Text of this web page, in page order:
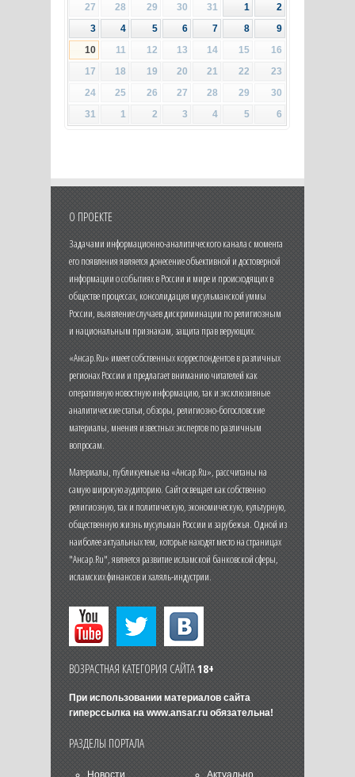
27 28 29 30 31 1
2
3
4 5 6 7 8
9
10
11 12 13 14 15
16
17
18 19 20 21 22
23
24
25 26 27 28 29
30
31
1 2 3 4 5 6
О ПРОЕКТЕ
Задачами информационно-аналитического канала с момента
его появления является донесение объективной и достоверной
информации о событиях в России и мире и происходящих в
обществе процессах, консолидация мусульманской уммы
России, выявление случаев дискриминации по религиозным
и национальным признакам, защита прав верующих.
«Ансар.Ru» имеет собственных корреспондентов в различных
регионах России и предлагает вниманию читателей как
оперативную новостную информацию, так и эксклюзивные
аналитические статьи, обзоры, религиозно-богословские
материалы, мнения известных экспертов по различным
вопросам.
Материалы, публикуемые на «Ансар.Ru», рассчитаны на
самую широкую аудиторию. Сайт освещает как собственно
религиозную, так и политическую, экономическую, культурную,
общественную жизнь мусульман России и зарубежья. Одной из
наиболее актуальных тем, которые находят место на страницах
"Ансар.Ru", является развитие исламской банковской сферы,
исламских финансов и халяль-индустрии.
ВОЗРАСТНАЯ КАТЕГОРИЯ САЙТА18+
При использовании материалов сайта
гиперссылка на www.ansar.ruобязательна!
РАЗДЕЛЫ ПОРТАЛА
Новости Актуально